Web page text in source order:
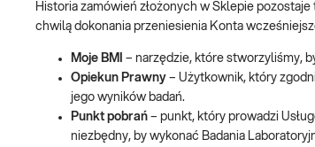
Historia zamówień złożonych w Sklepie
chwilą dokonania przeniesienia Konta
Moje BMI – narzędzie, które stworzyliśmy,
Opiekun Prawny – Użytkownik, który
jego wyników badań.
Punkt pobrań – punkt, który prowadzi
niezbędny, by wykonać Badania